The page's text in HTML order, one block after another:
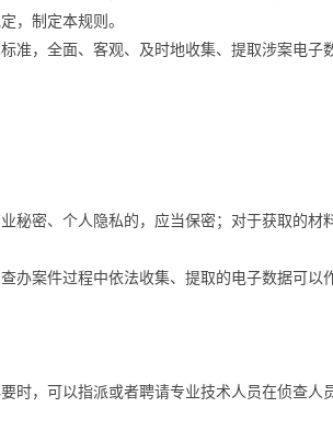
，制定本规则。
准，全面、客观、及时地收集、提取涉案电子
秘密、个人隐私的，应当保密；对于获取的材
办案件过程中依法收集、提取的电子数据可以
时，可以指派或者聘请专业技术人员在侦查人